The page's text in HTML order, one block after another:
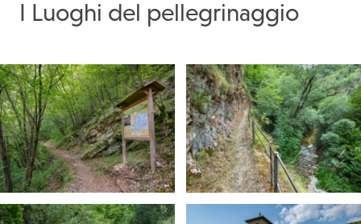
I Luoghi del pellegrinaggio